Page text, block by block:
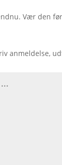
Vær den
anmeldelse,